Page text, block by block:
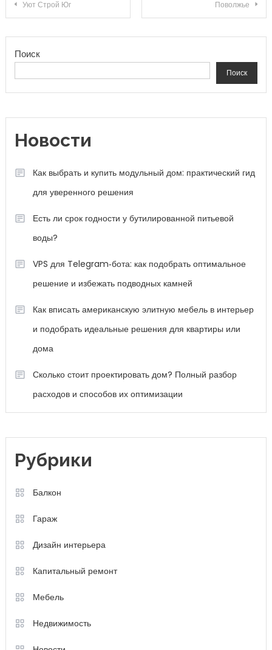
Навигация по записям
Уют Строй Юг Поволжье
Поиск
Поиск
Новости
Как выбрать и купить модульный дом: практический гид
для уверенного решения
Есть ли срок годности у бутилированной питьевой
воды?
VPS для Telegram‑бота: как подобрать оптимальное
решение и избежать подводных камней
Как вписать американскую элитную мебель в интерьер
и подобрать идеальные решения для квартиры или
дома
Сколько стоит проектировать дом? Полный разбор
расходов и способов их оптимизации
Рубрики
Балкон
Гараж
Дизайн интерьера
Капитальный ремонт
Мебель
Недвижимость